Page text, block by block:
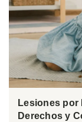
Lesiones por
Derechos y